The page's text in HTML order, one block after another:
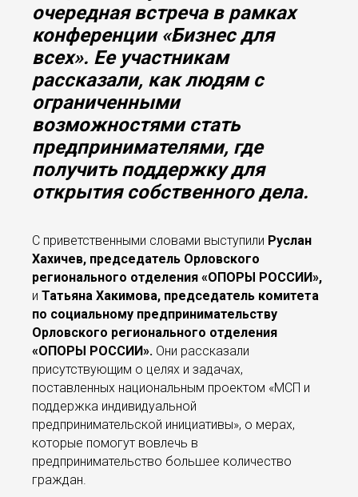
очередная встреча в рамках
конференции «Бизнес для
всех». Ее участникам
рассказали, как людям с
ограниченными
возможностями стать
предпринимателями, где
получить поддержку для
открытия собственного дела.
С приветственными словами выступили Руслан
Хахичев, председатель Орловского
регионального отделения «ОПОРЫ РОССИИ»,
и Татьяна Хакимова, председатель комитета
по социальному предпринимательству
Орловского регионального отделения
«ОПОРЫ РОССИИ». Они рассказали
присутствующим о целях и задачах,
поставленных национальным проектом «МСП и
поддержка индивидуальной
предпринимательской инициативы», о мерах,
которые помогут вовлечь в
предпринимательство большее количество
граждан.